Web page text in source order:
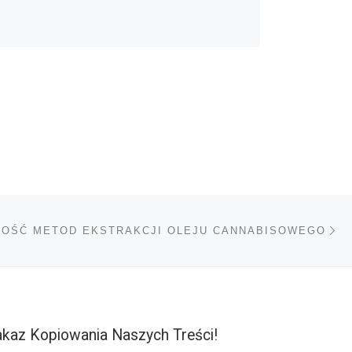
METOD EKSTRAKCJI OLEJU CANNABISOWEGO
Kopiowania Naszych Treści!